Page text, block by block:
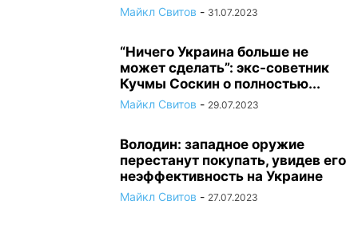
Майкл Свитов - 31.07.2023
“Ничего Украина больше не
может сделать”: экс-советник
Кучмы Соскин о полностью...
Майкл Свитов - 29.07.2023
Володин: западное оружие
перестанут покупать, увидев его
неэффективность на Украине
Майкл Свитов - 27.07.2023